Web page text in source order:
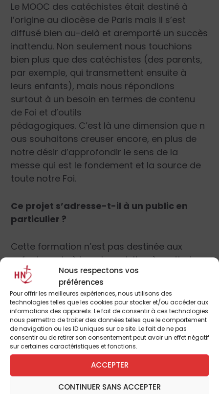
Nous respectons vos
préférences
Pour offrir les meilleures expériences, nous utilisons des
technologies telles que les cookies pour stocker et/ou accéder aux
informations des appareils. Le fait de consentir à ces technologies
nous permettra de traiter des données telles que le comportement
de navigation ou les ID uniques sur ce site. Le fait de ne pas
consentir ou de retirer son consentement peut avoir un effet négatif
sur certaines caractéristiques et fonctions.
ACCEPTER
CONTINUER SANS ACCEPTER
Le MOOC des catéchistes était destiné à
l’origine au diocèse de Paris mais il s’est
diffusé bien au-delà et aremporté un succès
inattendu. Non seulement nous touchions
bien plus que des catéchistes (des parents,
par exemple, qui transmettent ensuite à
leurs enfants), mais nous répondions
surtout à un besoin en termes de contenu
de Foi et d’outils
pédagogiques. C’est là une dimension que n
ous souhaitons creuser encore, en plus de
notre désir d’approfondir le sens de la
messe qui est le fondement et la source de
toute notre Foi.
Ce projet s’adresse-t-il à un public en
particulier ?
Cette formation n’est pas destinée aux
enfants mais à tous les adultes à partir du
lycée.
Comment se déroule le MOOC de la messe
et par qui est-il animé ?
Le MOOC peut se suivre de façon souple : de
chez soi ou animé en paroisse par exemple.
Il est gratuit et repose sur deux piliers, la
transmission et l’interactivité. La